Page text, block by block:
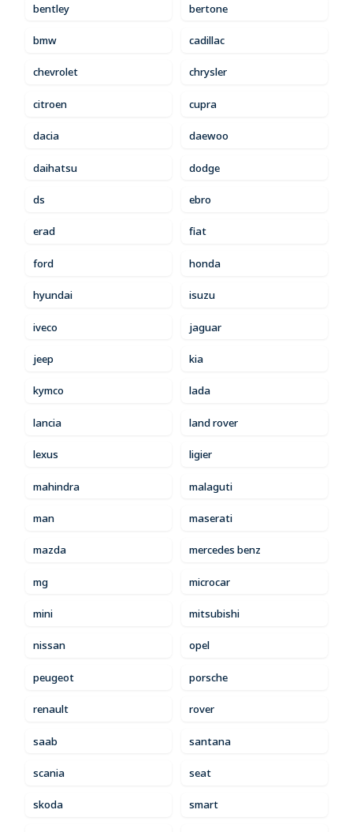
bentley bertone
bmw cadillac
chevrolet chrysler
citroen cupra
dacia daewoo
daihatsu dodge
ds ebro
erad fiat
ford honda
hyundai isuzu
iveco jaguar
jeep kia
kymco lada
lancia land rover
lexus ligier
mahindra malaguti
man maserati
mazda mercedes benz
mg microcar
mini mitsubishi
nissan opel
peugeot porsche
renault rover
saab santana
scania seat
skoda smart